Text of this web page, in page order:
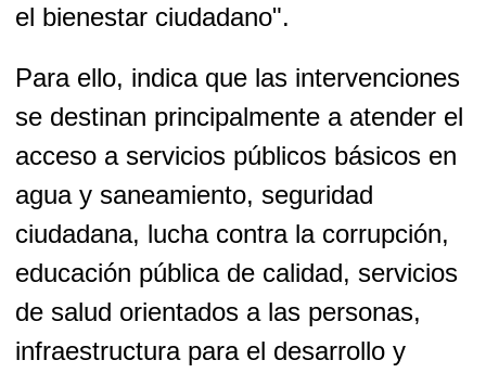
el bienestar ciudadano".
Para ello, indica que las intervenciones
se destinan principalmente a atender el
acceso a servicios públicos básicos en
agua y saneamiento, seguridad
ciudadana, lucha contra la corrupción,
educación pública de calidad, servicios
de salud orientados a las personas,
infraestructura para el desarrollo y